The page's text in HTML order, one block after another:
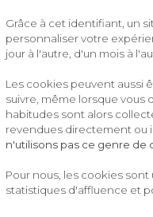
Grâce à cet identifiant, un
personnaliser votre
jour à l'autre, d'un mois à
Les cookies peuvent aussi
suivre, même lorsque vous
habitudes sont alors
revendues directement ou
n'utilisons pas ce genre de
Pour nous, les cookies
statistiques d'affluence et